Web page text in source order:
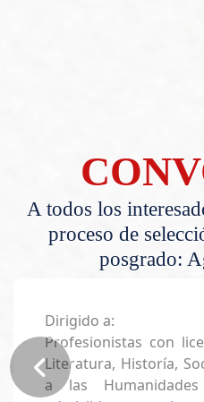
A todos los
proceso de
posgrado:
Dirigido a:
Literatura, Historía,
a las
admisibles en
habilidades y